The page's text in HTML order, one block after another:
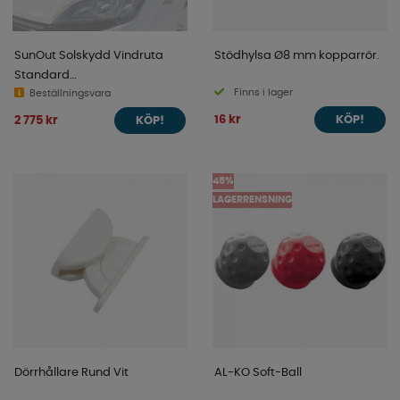
SunOut Solskydd Vindruta
Standard
Fiat/Peugeot/Citroen
Beställningsvara
2 775 kr KÖP!
Stödhylsa Ø8 mm kopparrör.
Finns i lager
16 kr KÖP!
Dörrhållare Rund Vit
45%
LAGERRENSNING
AL-KO Soft-Ball